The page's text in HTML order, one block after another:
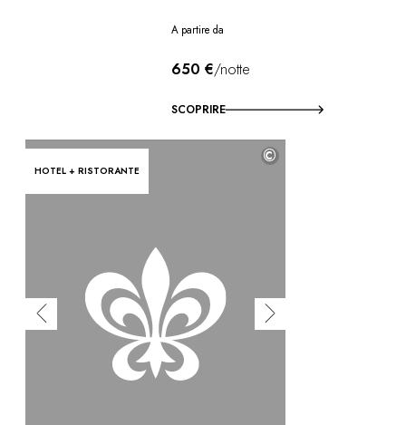
A partire da
650 €/notte
SCOPRIRE
HOTEL + RISTORANTE
©